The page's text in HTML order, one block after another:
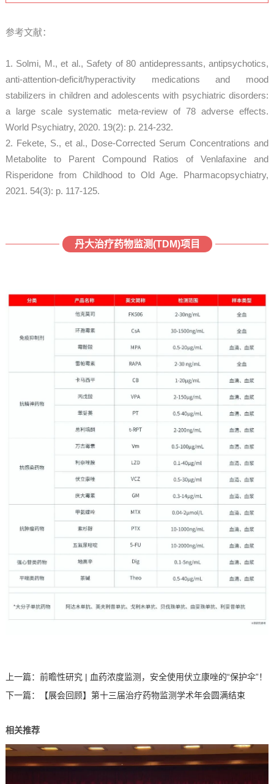
参考文献：
1. Solmi, M., et al., Safety of 80 antidepressants, antipsychotics,
anti-attention-deficit/hyperactivity medications and mood
stabilizers in children and adolescents with psychiatric disorders:
a large scale systematic meta-review of 78 adverse effects.
World Psychiatry, 2020. 19(2): p. 214-232.
2. Fekete, S., et al., Dose-Corrected Serum Concentrations and
Metabolite to Parent Compound Ratios of Venlafaxine and
Risperidone from Childhood to Old Age. Pharmacopsychiatry,
2021. 54(3): p. 117-125.
丹大治疗药物监测(TDM)项目
上一篇： 前瞻性研究 | 血药浓度监测，安全使用伏立康唑的“保护伞”！
下一篇：
【展会回顾】第十三届治疗药物监测学术年会圆满结束
相关推荐